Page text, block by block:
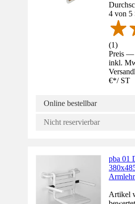
4 von 5
(1)
Preis —
inkl.
€*/ ST
Online bestellbar
Nicht reservierbar
pba 01
Artikel